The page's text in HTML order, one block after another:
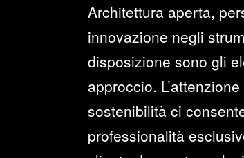
Architettura aperta,
innovazione negli
disposizione sono gli
approccio.
sostenibilità ci
professionalità